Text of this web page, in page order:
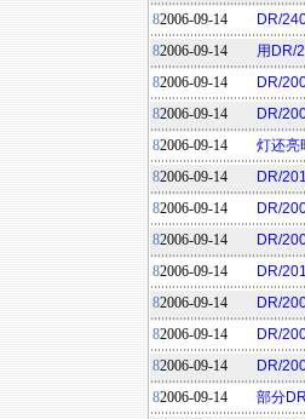
82006-09-14
DR/
82006-09-14
用DR/
82006-09-14
DR/
82006-09-14
DR/
82006-09-14
灯还亮
82006-09-14
DR/
82006-09-14
DR/
82006-09-14
DR/
82006-09-14
DR/
82006-09-14
DR/
82006-09-14
DR/
82006-09-14
DR/
82006-09-14
部分